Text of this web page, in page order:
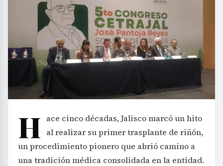
H ace cinco décadas, Jalisco marcó un hito
al realizar su primer trasplante de riñón,
un procedimiento pionero que abrió camino a
una tradición médica consolidada en la entidad.